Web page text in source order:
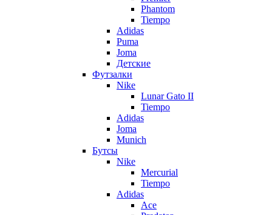
Phantom
Tiempo
Adidas
Puma
Joma
Детские
Футзалки
Nike
Lunar Gato II
Tiempo
Adidas
Joma
Munich
Бутсы
Nike
Mercurial
Tiempo
Adidas
Ace